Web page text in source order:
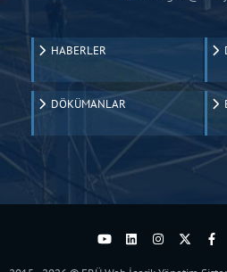
HABERLER
DÖKÜMANLAR